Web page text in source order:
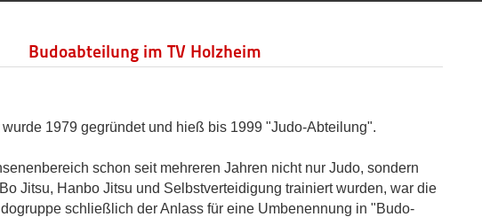
Budoabteilung im TV Holzheim
1979 gegründet und hieß bis 1999 "Judo-Abteilung".
schon seit mehreren Jahren nicht nur Judo, sondern
Jitsu, Hanbo Jitsu und Selbstverteidigung trainiert wurden, war die
schließlich der Anlass für eine Umbenennung in "Budo-